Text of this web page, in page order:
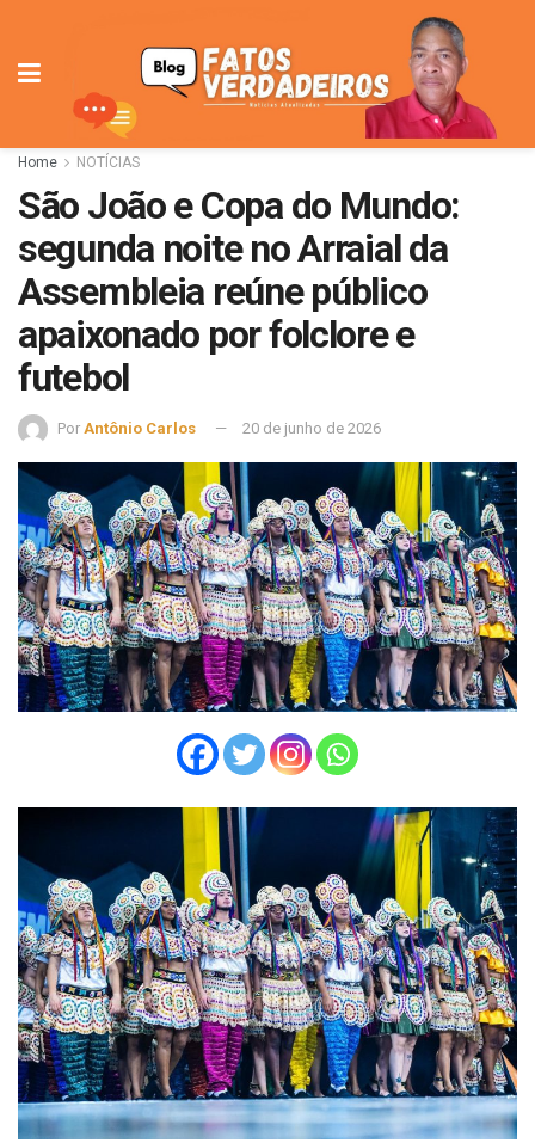
Home NOTÍCIAS
São João e Copa do Mundo:
segunda noite no Arraial da
Assembleia reúne público
apaixonado por folclore e
futebol
Por Antônio Carlos 20 de junho de 2026